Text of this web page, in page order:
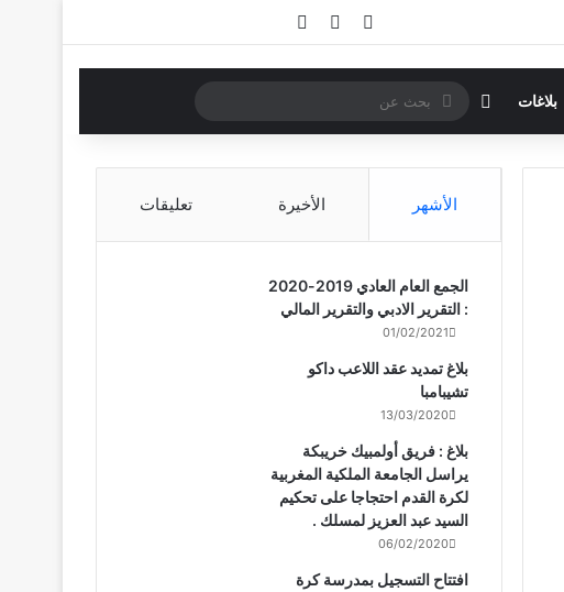
تسجيل الدخول
مقال عشوائي
بلاغات الوضع المظلم
بحث
عن
الأشهر الأخيرة تعليقات
الجمع العام العادي 2019-2020
: التقرير الادبي والتقرير المالي
01/02/2021
بلاغ تمديد عقد اللاعب داكو
تشيبامبا
13/03/2020
بلاغ : فريق أولمبيك خريبكة
يراسل الجامعة الملكية المغربية
لكرة القدم احتجاجا على تحكيم
السيد عبد العزيز لمسلك .
06/02/2020
افتتاح التسجيل بمدرسة كرة